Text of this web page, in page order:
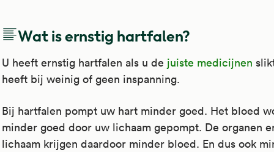
Wat is ernstig hartfalen?
U heeft ernstig hartfalen als u de juiste medicijnen
heeft bij weinig of geen inspanning.
Bij hartfalen pompt uw hart minder goed. Het bloed
minder goed door uw lichaam gepompt. De organen
lichaam krijgen daardoor minder bloed. En dus ook